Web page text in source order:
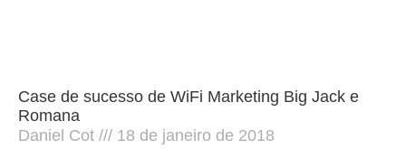
Case de sucesso de WiFi Marketing Big Jack e
Romana
Daniel Cot
18 de janeiro de 2018